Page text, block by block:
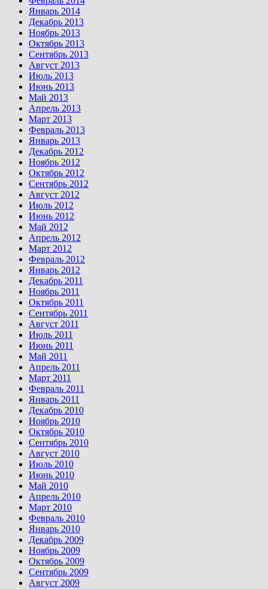
Январь 2014
Декабрь 2013
Ноябрь 2013
Октябрь 2013
Сентябрь 2013
Август 2013
Июль 2013
Июнь 2013
Май 2013
Апрель 2013
Март 2013
Февраль 2013
Январь 2013
Декабрь 2012
Ноябрь 2012
Октябрь 2012
Сентябрь 2012
Август 2012
Июль 2012
Июнь 2012
Май 2012
Апрель 2012
Март 2012
Февраль 2012
Январь 2012
Декабрь 2011
Ноябрь 2011
Октябрь 2011
Сентябрь 2011
Август 2011
Июль 2011
Июнь 2011
Май 2011
Апрель 2011
Март 2011
Февраль 2011
Январь 2011
Декабрь 2010
Ноябрь 2010
Октябрь 2010
Сентябрь 2010
Август 2010
Июль 2010
Июнь 2010
Май 2010
Апрель 2010
Март 2010
Февраль 2010
Январь 2010
Декабрь 2009
Ноябрь 2009
Октябрь 2009
Сентябрь 2009
Август 2009